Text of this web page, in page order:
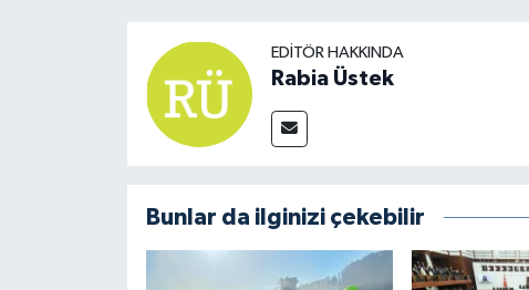
EDITÖR HAKKINDA
Rabia Üstek
Bunlar da ilginizi çekebilir